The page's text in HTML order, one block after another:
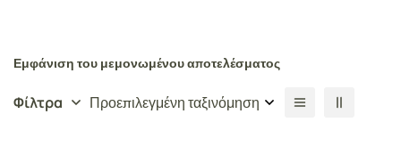
Εμφάνιση του μεμονωμένου αποτελέσματος
Φίλτρα Προεπιλεγμένη ταξινόμηση